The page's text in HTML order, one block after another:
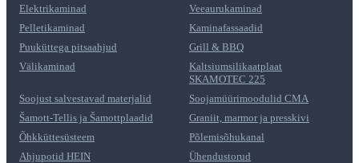
Elektrikaminad
Veeaurukaminad
Pelletikaminad
Kaminafassaadid
Puuküttega pitsaahjud
Grill & BBQ
Välikaminad
Kaltsiumsilikaatplaat
SKAMOTEC 225
Soojust salvestavad materjalid
Soojamüürimoodulid CMA
Šamott-Tellis ja Šamottplaadid
Graniit, marmor ja presskivi
Õhkküttesüsteem
Põlemisõhukanal
Ahjupotid HEIN
Ühendustorud